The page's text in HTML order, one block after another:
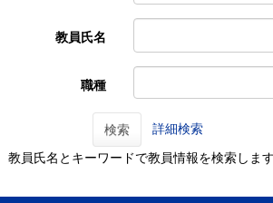
教員氏名
職種
検索 詳細検索
教員氏名とキーワードで教員情報を検索します